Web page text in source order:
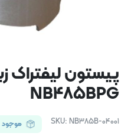
پیستون لیفتراک
NB485BPG
SKU: NB385B-04001 موجود